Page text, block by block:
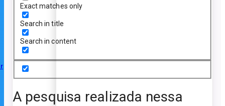
Exact matches only
Search in title
Search in content
A pesquisa realizada nessa